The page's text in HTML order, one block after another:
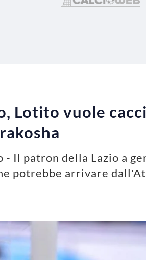
Lotito vuole
Il patron della Lazio a
potrebbe arrivare